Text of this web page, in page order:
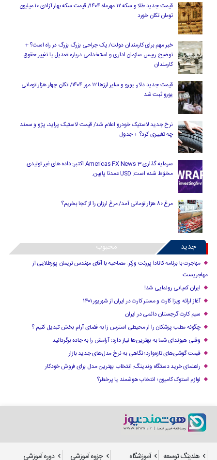
قیمت جدید طلا و سکه ۱۲ مهرماه ۱۴۰۴/ قیمت سکه بهار آزادی ۱۰ میلیون
تومان تکان خورد
خبر مهم برای کارمندان دولت/ یک جراحی بزرگ بزرگ در راه است؟ +
توضیح رییس سازمان اداری و استخدامی درباره تعدیل یا تغییر حقوق
کارمندان
قیمت جدید دلار، یورو و سایر ارزها ۱۲ مهر ۱۴۰۴/ تکان چهار هزار تومانی
یورو ثبت شد
نرخ جدید لاستیک خودرو اعلام شد/ قیمت لاستیک پراید، پژو و سمند
چه تغییری کرد؟ + جدول
سرمایه گذاری Americas FX News 3 اکتبر: داده های غیر تولیدی
مخلوط شده است. USD عمدتا پایین.
مرغ ۸۰ هزار تومانی آمد/ مرغ ارزان را از کجا بخریم؟
جدید محبوب
مهاجرت با برنامه کانادا پرزنت ورکر: مصاحبه با آقای مهندس نریمان پورطلایی از
مهاجریست
ایران کمپانی رونمایی شد!
آغاز ارائه ویزا کارت و مستر کارت در ایران از شهریور ۱۴۰۱
سیم کارت گرجستان دائمی در ایران
چگونه مطب پزشکان را از محیطی استرس زا به فضای آرام بخش تبدیل کنیم ؟
وقتی هیوندای شما به بهترین‌ها نیاز دارد؛ آرامش را به جاده برگردانید
قیمت گوشی‌های تازه‌وارد؛ نگاهی به نرخ مدل‌های جدید بازار
راهنمای خرید دستگاه وندینگ: انتخاب بهترین مدل برای فروش خودکار
لوازم استوک کامیون؛ انتخاب هوشمند یا پرخطر؟
هلدینگ توسعه آموزشگاه جزوه آموزشی دوره آموزشی